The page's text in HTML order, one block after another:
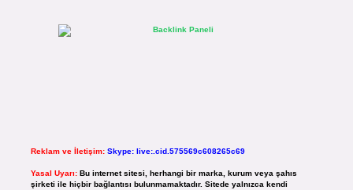
Reklam ve İletişim: Skype: live:.cid.575569c608265c69
Yasal Uyarı: Bu internet sitesi, herhangi bir marka, kurum veya şahıs
şirketi ile hiçbir bağlantısı bulunmamaktadır. Sitede yalnızca kendi